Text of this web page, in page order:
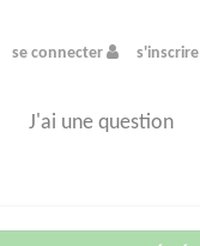
se connecter s'inscrire
J'ai une question